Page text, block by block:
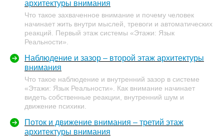
архитектуры внимания
Что такое захваченное внимание и почему человек
начинает жить внутри мыслей, тревоги и автоматических
реакций. Первый этаж системы «Этажи: Язык
Реальности».
Наблюдение и зазор – второй этаж архитектуры
внимания
Что такое наблюдение и внутренний зазор в системе
«Этажи: Язык Реальности». Как внимание начинает
видеть собственные реакции, внутренний шум и
движение психики.
Поток и движение внимания – третий этаж
архитектуры внимания